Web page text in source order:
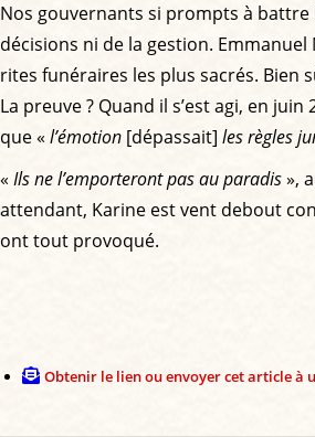
Nos gouvernants si prompts à battre
décisions ni de la gestion. Emmanuel
rites funéraires les plus sacrés. Bien
La preuve ? Quand il s’est agi, en
que «l’émotion [dépassait] les règles
«Ils ne l’emporteront pas au paradis»,
attendant, Karine est vent debout
ont tout provoqué.
Obtenir le lien ou envoyer cet article à